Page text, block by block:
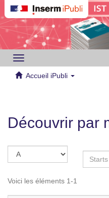
Toggle
navigation
Accueil iPubli
Découvrir par
Voici les éléments 1-1